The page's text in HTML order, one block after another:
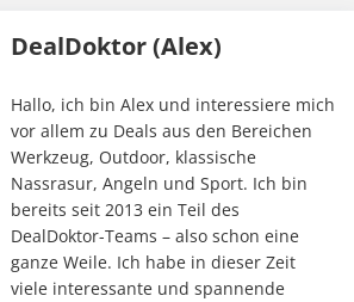
DealDoktor (Alex)
Hallo, ich bin Alex und interessiere mich
vor allem zu Deals aus den Bereichen
Werkzeug, Outdoor, klassische
Nassrasur, Angeln und Sport. Ich bin
bereits seit 2013 ein Teil des
DealDoktor-Teams – also schon eine
ganze Weile. Ich habe in dieser Zeit
viele interessante und spannende